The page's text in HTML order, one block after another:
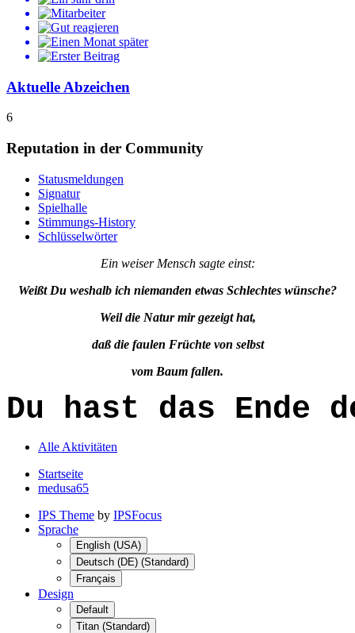
Aktuelle Abzeichen
6
Reputation in der Community
Statusmeldungen
Signatur
Spielhalle
Stimmungs-History
Schlüsselwörter
Ein weiser Mensch sagte einst:
Weißt Du weshalb ich niemanden etwas Schlechtes wünsche?
Weil die Natur mir gezeigt hat,
daß die faulen Früchte von selbst
vom Baum fallen.
Du hast das
Alle Aktivitäten
Startseite
medusa65
IPS Theme by IPSFocus
Sprache
English (USA)
Deutsch (DE) (Standard)
Français
Design
Default
Titan (Standard)